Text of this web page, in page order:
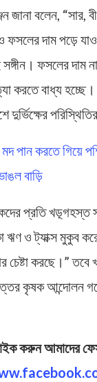
জানা বলেন, “সার,
দাম পড়ে
ফসলের দাম
করতে বাধ্য হচ্ছে।
দুর্ভিক্ষের
পান করতে গিয়ে
বাড়ি
প্রতি খড়্গহস্ত
ঋণ ও ট্যাক্স মুকুব
চেষ্টা করছে।” তবে
কৃষক আন্দোলন
করুন আমাদের